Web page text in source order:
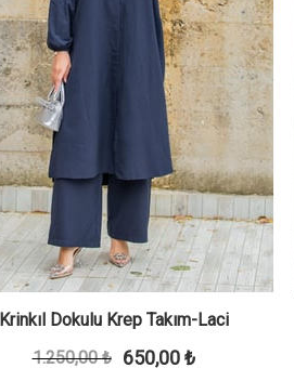
Krinkıl Dokulu Krep Takım-Laci
650,00 ₺
1.250,00 ₺